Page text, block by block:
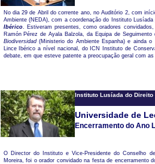
No dia 29 de Abril do corrente ano, no Auditório 2, com
Ambiente (NEDA), com a coordenação do Instituto
Ibérico. Estiveram presentes, como oradores
Ramón Pérez de Ayala Balzola, da Equipa de
Biodiversidad (Ministerio do Ambiente Espanha) e ainda
Lince Ibérico a nível nacional, do ICN Instituto de
debate, em que esteve patente a preocupação geral com
Instituto Lusíada do Direito
Universidade de
Encerramento do Ano
O Director do Instituto e Vice-Presidente do Conselho
Moreira, foi o orador convidado na festa de encerramento